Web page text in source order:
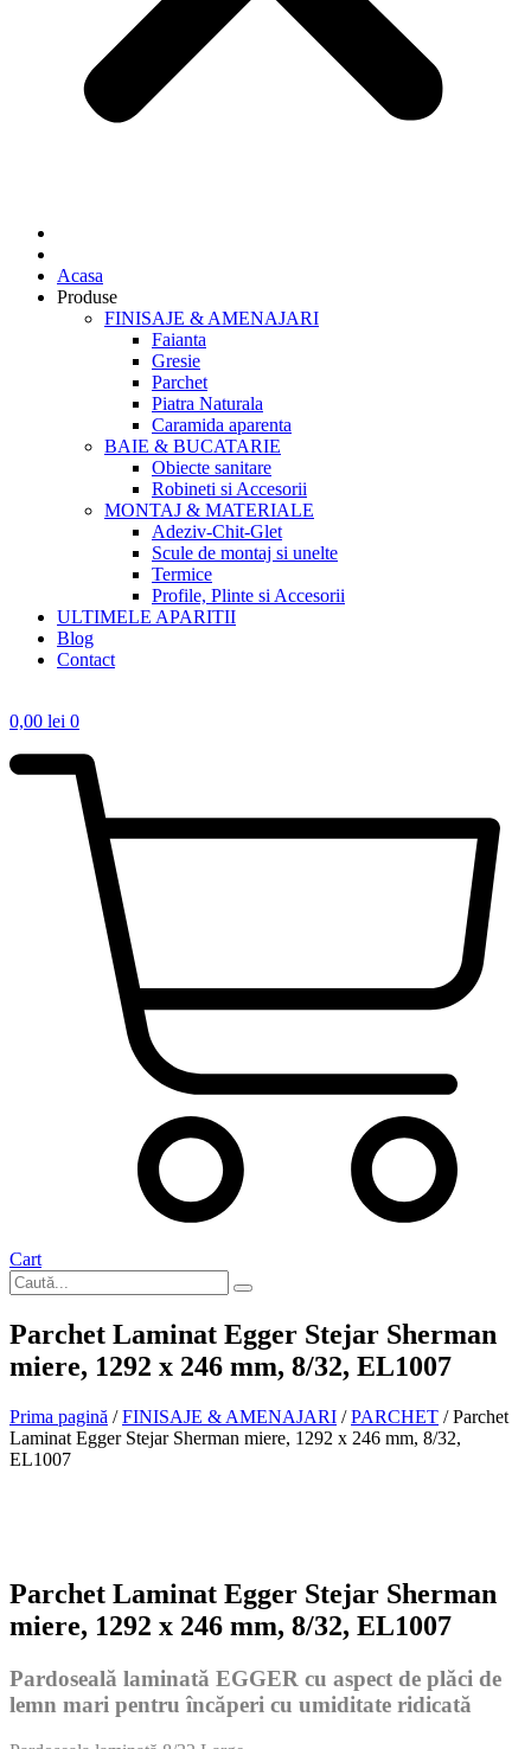
Acasa
Produse
FINISAJE & AMENAJARI
Faianta
Gresie
Parchet
Piatra Naturala
Caramida aparenta
BAIE & BUCATARIE
Obiecte sanitare
Robineti si Accesorii
MONTAJ & MATERIALE
Adeziv-Chit-Glet
Scule de montaj si unelte
Termice
Profile, Plinte si Accesorii
ULTIMELE APARITII
Blog
Contact
0,00 lei 0
Cart
Parchet Laminat Egger Stejar Sherman
miere, 1292 x 246 mm, 8/32, EL1007
Prima pagină /FINISAJE & AMENAJARI /PARCHET / Parchet
Laminat Egger Stejar Sherman miere, 1292 x 246 mm, 8/32,
EL1007
Parchet Laminat Egger Stejar Sherman
miere, 1292 x 246 mm, 8/32, EL1007
Pardoseală laminată EGGER cu aspect de plăci de
lemn mari pentru încăperi cu umiditate ridicată